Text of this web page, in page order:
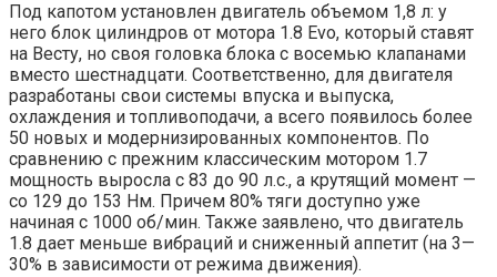
Под капотом установлен двигатель объемом 1,8 л: у
него блок цилиндров от мотора 1.8 Evo, который ставят
на Весту, но своя головка блока с восемью клапанами
вместо шестнадцати. Соответственно, для двигателя
разработаны свои системы впуска и выпуска,
охлаждения и топливоподачи, а всего появилось более
50 новых и модернизированных компонентов. По
сравнению с прежним классическим мотором 1.7
мощность выросла с 83 до 90 л.с., а крутящий момент —
со 129 до 153 Нм. Причем 80% тяги доступно уже
начиная с 1000 об/мин. Также заявлено, что двигатель
1.8 дает меньше вибраций и сниженный аппетит (на 3—
30% в зависимости от режима движения).